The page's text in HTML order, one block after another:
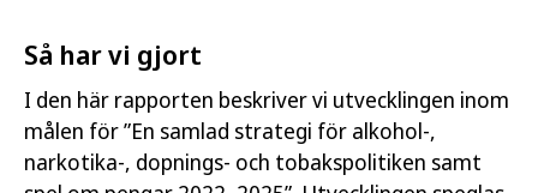
Så har vi gjort
I den här rapporten beskriver vi utvecklingen inom
målen för ”En samlad strategi för alkohol-,
narkotika-, dopnings- och tobakspolitiken samt
Relaterad läsning
Nationella myndigheters verksamhet inom
ANDTS 2023
Lägesbild 2024. Uppföljning av ANDTS-